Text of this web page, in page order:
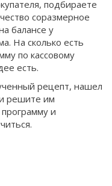
подбираете
соразмерное
балансе у
На сколько есть
по кассовому
есть.
рецепт, нашел
решите им
программу и